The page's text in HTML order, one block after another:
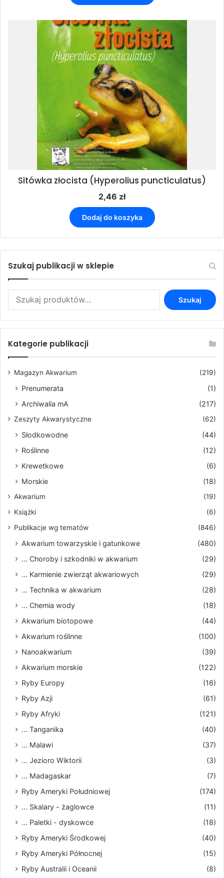
Sitówka złocista (Hyperolius puncticulatus)
2,46 zł
Dodaj do koszyka
Szukaj publikacji w sklepie
Szukaj
Kategorie publikacji
Magazyn Akwarium (219)
Prenumerata
(1)
Archiwalia mA
(217)
Zeszyty Akwarystyczne (62)
Słodkowodne
(44)
Roślinne
(12)
Krewetkowe
(6)
Morskie
(18)
Akwarium
(19)
Książki
(6)
Publikacje wg tematów
(846)
Akwarium towarzyskie i gatunkowe
(480)
... Choroby i szkodniki w akwarium
(29)
... Karmienie zwierząt akwariowych
(29)
... Technika w akwarium
(28)
... Chemia wody
(18)
Akwarium biotopowe
(44)
Akwarium roślinne
(100)
Nanoakwarium
(39)
Akwarium morskie
(122)
Ryby Europy
(16)
Ryby Azji
(61)
Ryby Afryki
(121)
... Tanganika
(40)
... Malawi
(37)
... Jezioro Wiktorii
(3)
... Madagaskar
(7)
Ryby Ameryki Południowej
(174)
... Skalary - żaglowce
(11)
... Paletki - dyskowce
(18)
Ryby Ameryki Środkowej
(40)
Ryby Ameryki Północnej
(15)
Ryby Australii i Oceanii
(8)